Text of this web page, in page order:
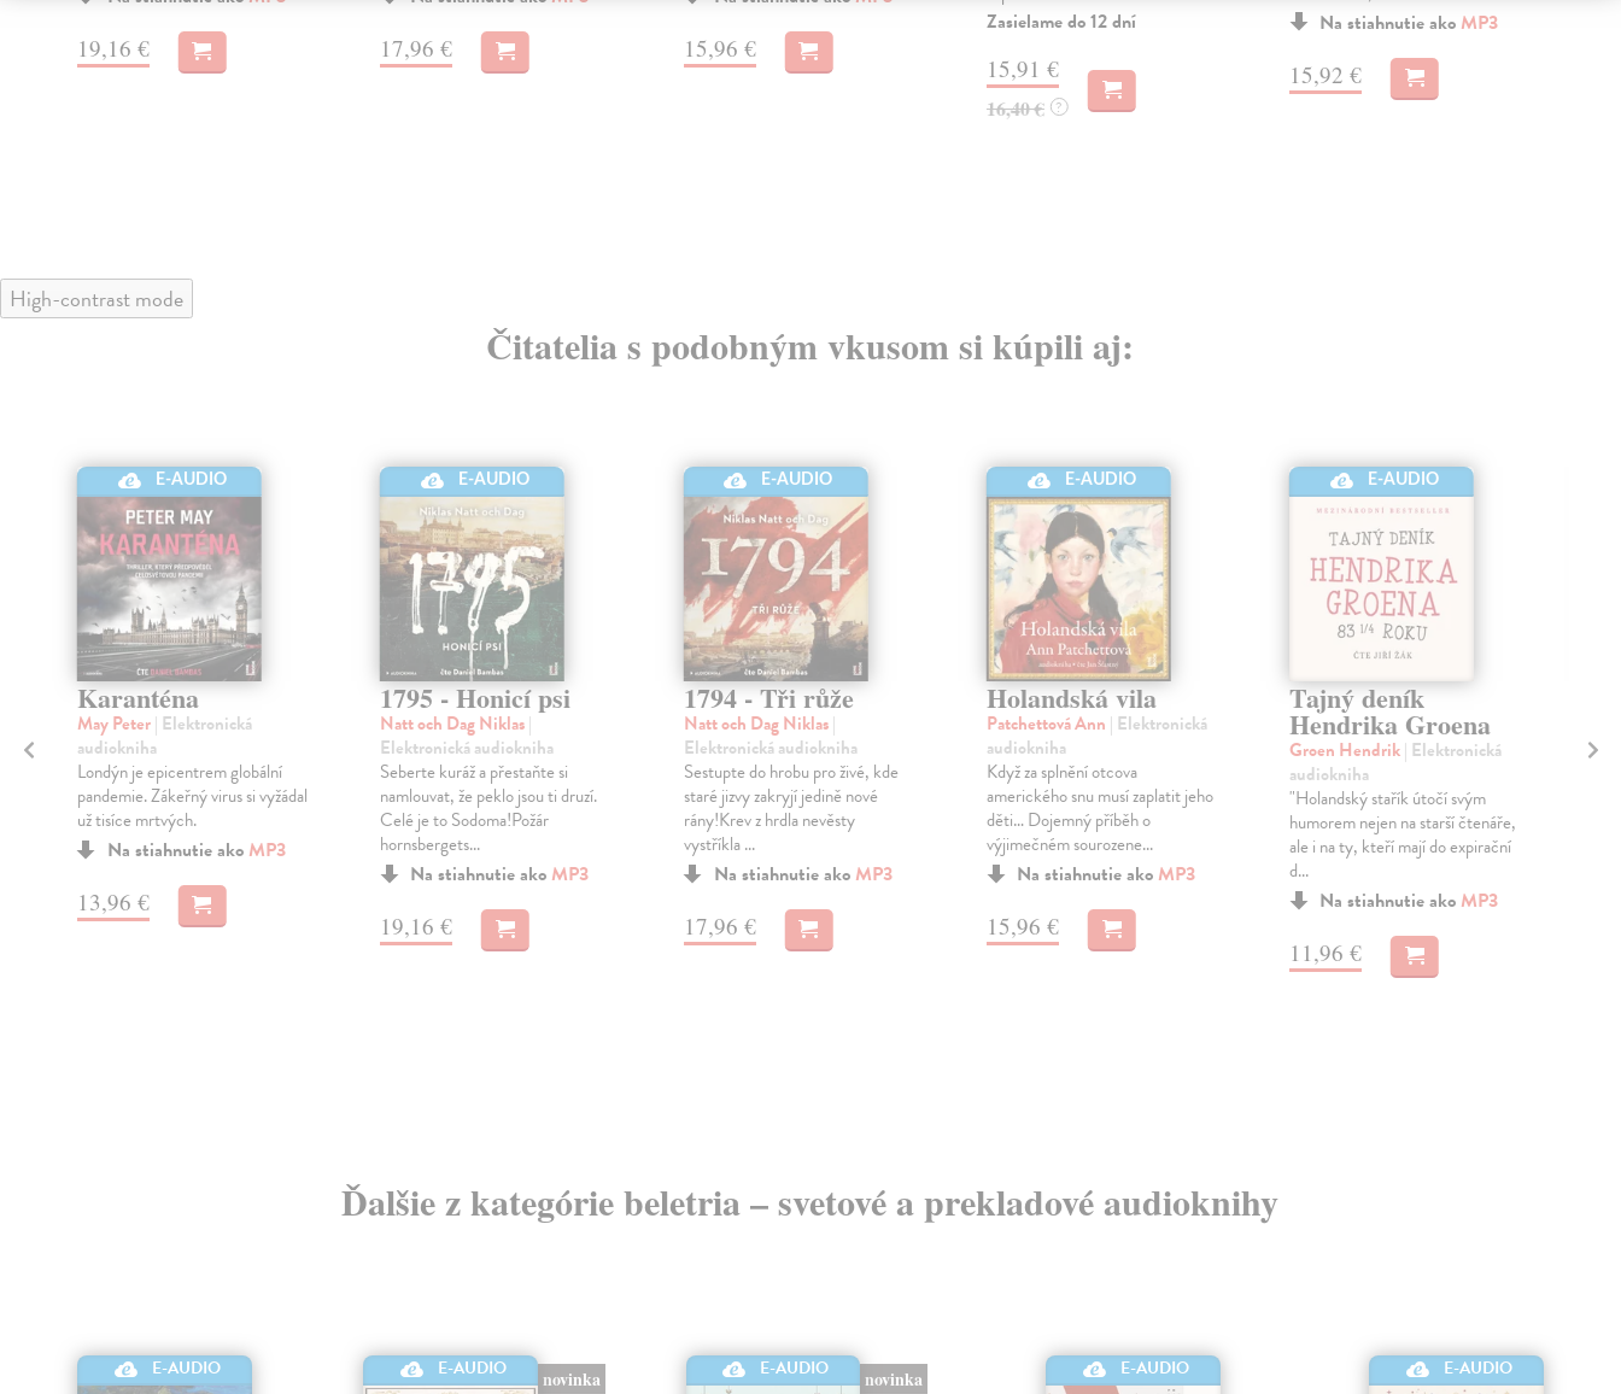
19,16 € 17,96 € 15,96 €
Zasielame do 12 dní
15,91 €
16,40 € ?
Na stiahnutie ako MP3
15,92 €
High-contrast mode
Čitatelia s podobným vkusom si kúpili aj:
E-AUDIO
Karanténa
May Peter| Elektronická
audiokniha
Londýn je epicentrem globální
pandemie. Zákeřný virus si vyžádal
už tisíce mrtvých.
Na stiahnutie ako MP3
13,96 €
E-AUDIO
1795 - Honicí psi
Natt och Dag Niklas|
Elektronická audiokniha
Seberte kuráž a přestaňte si
namlouvat, že peklo jsou ti druzí.
Celé je to Sodoma!Požár
hornsbergets...
Na stiahnutie ako MP3
19,16 €
E-AUDIO
1794 - Tři růže
Natt och Dag Niklas|
Elektronická audiokniha
Sestupte do hrobu pro živé, kde
staré jizvy zakryjí jedině nové
rány!Krev z hrdla nevěsty
vystříkla ...
Na stiahnutie ako MP3
17,96 €
E-AUDIO
Holandská vila
Patchettová Ann | Elektronická
audiokniha
Když za splnění otcova
amerického snu musí zaplatit jeho
děti… Dojemný příběh o
výjimečném sourozene...
Na stiahnutie ako MP3
15,96 €
E-AUDIO
Tajný deník
Hendrika Groena
Groen Hendrik| Elektronická
audiokniha
"Holandský stařík útočí svým
humorem nejen na starší čtenáře,
ale i na ty, kteří mají do expirační
d...
Na stiahnutie ako MP3
11,96 €
Ďalšie z kategórie beletria – svetové a prekladové audioknihy
E-AUDIO E-AUDIO novinka E-AUDIO novinka E-AUDIO E-AUDIO